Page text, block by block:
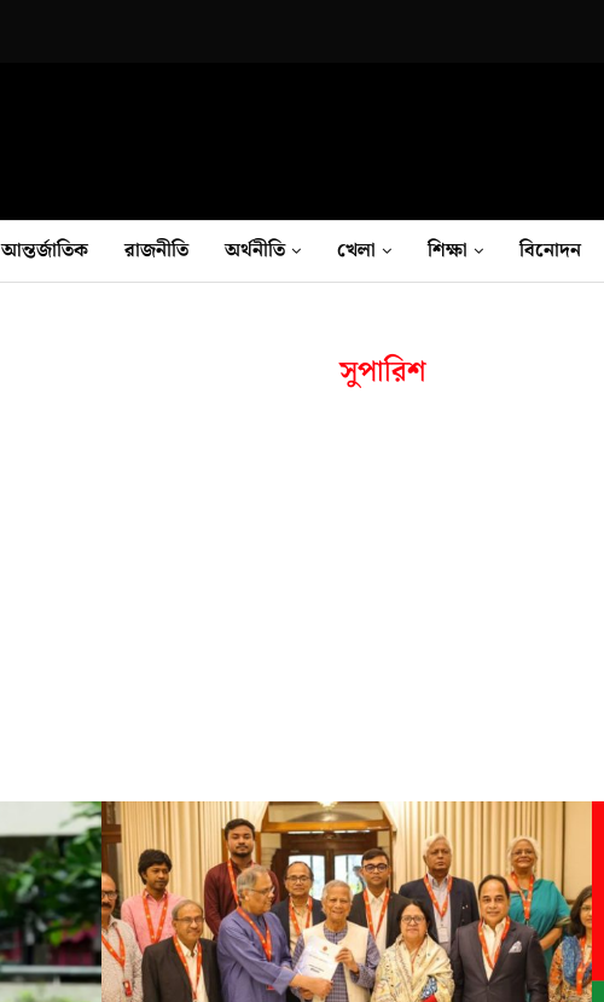
আন্তর্জাতিক রাজনীতি অর্থনীতি খেলা শিক্ষা বিনোদন
সুপারিশ